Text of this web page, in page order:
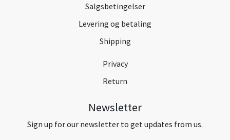
Salgsbetingelser
Levering og betaling
Shipping
Privacy
Return
Newsletter
Sign up for our newsletter to get updates from us.